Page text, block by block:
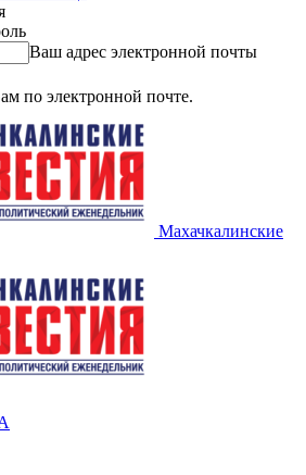
Ваш адрес электронной почты
по электронной почте.
Махачкалинские